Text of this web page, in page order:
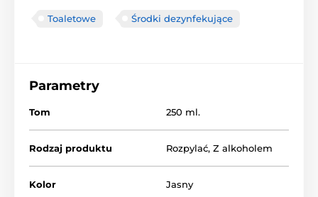
Toaletowe Środki dezynfekujące
Parametry
Tom 250 ml.
Rodzaj produktu Rozpylać, Z alkoholem
Kolor Jasny